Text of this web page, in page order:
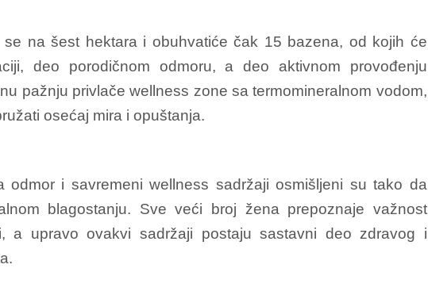
se na šest hektara i obuhvatiće čak 15 bazena, od kojih će
deo porodičnom odmoru, a deo aktivnom provođenju
pažnju privlače wellness zone sa termomineralnom vodom,
osećaj mira i opuštanja.
odmor i savremeni wellness sadržaji osmišljeni su tako da
blagostanju. Sve veći broj žena prepoznaje važnost
a upravo ovakvi sadržaji postaju sastavni deo zdravog i